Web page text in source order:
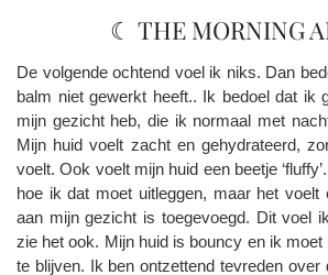
☾ THE MORNING
De volgende ochtend voel ik niks. Dan
balm niet gewerkt heeft.. Ik bedoel dat ik
mijn gezicht heb, die ik normaal met
Mijn huid voelt zacht en gehydrateerd,
voelt. Ook voelt mijn huid een beetje
hoe ik dat moet uitleggen, maar het voelt
aan mijn gezicht is toegevoegd. Dit voel
zie het ook. Mijn huid is bouncy en ik
te blijven. Ik ben ontzettend tevreden over